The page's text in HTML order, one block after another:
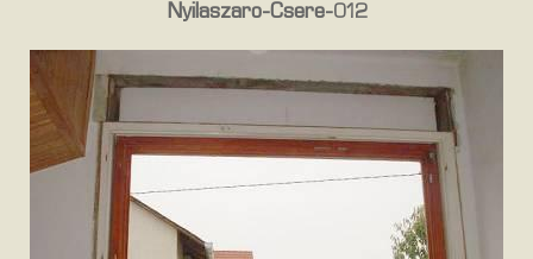
Nyilaszaro-Csere-012